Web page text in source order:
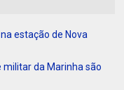
estação de Nova
militar da Marinha são